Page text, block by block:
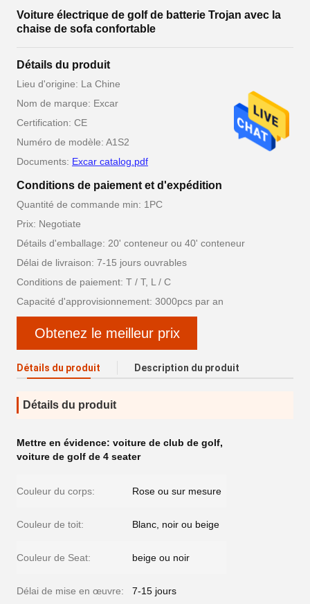
Voiture électrique de golf de batterie Trojan avec la
chaise de sofa confortable
Détails du produit
Lieu d'origine: La Chine
Nom de marque: Excar
Certification: CE
Numéro de modèle: A1S2
Documents: Excar catalog.pdf
Conditions de paiement et d'expédition
Quantité de commande min: 1PC
Prix: Negotiate
Détails d'emballage: 20' conteneur ou 40' conteneur
Délai de livraison: 7-15 jours ouvrables
Conditions de paiement: T / T, L / C
Capacité d'approvisionnement: 3000pcs par an
Obtenez le meilleur prix
Détails du produit Description du produit
Détails du produit
Mettre en évidence: voiture de club de golf,
voiture de golf de 4 seater
Couleur du corps: Rose ou sur mesure
Couleur de toit: Blanc, noir ou beige
Couleur de Seat: beige ou noir
Délai de mise en œuvre: 7-15 jours